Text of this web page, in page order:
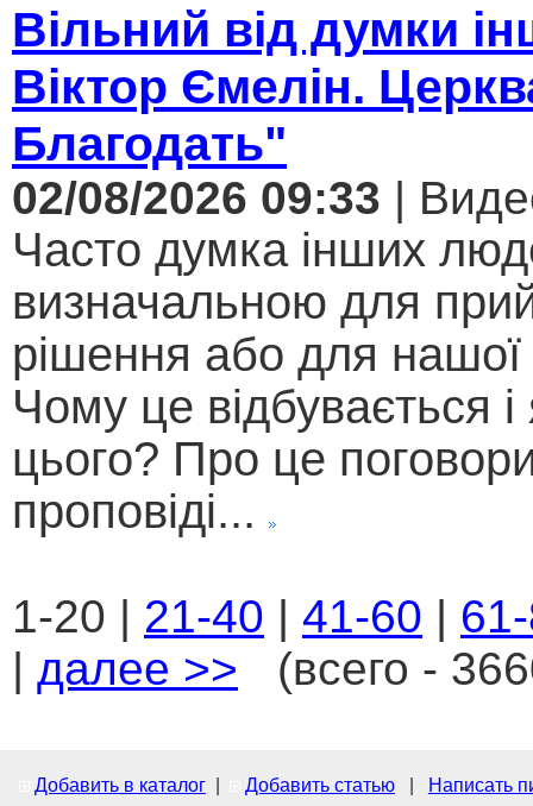
Вільний від думки
Віктор Ємелін.
Благодать"
02/08/2026 09:33 |
Часто думка інших
визначальною для
рішення або для нашої
Чому це відбувається і
цього? Про це
проповіді...
1-20 | 21-40 | 41-60 |
| далее >> (всего -
Добавить в каталог Добавить статью
Написать